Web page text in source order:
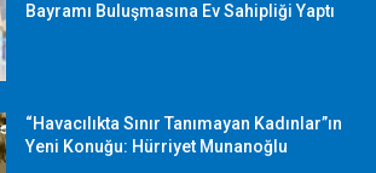
Bayramı Buluşmasına Ev Sahipliği Yaptı
“Havacılıkta Sınır Tanımayan Kadınlar”ın
Yeni Konuğu: Hürriyet Munanoğlu